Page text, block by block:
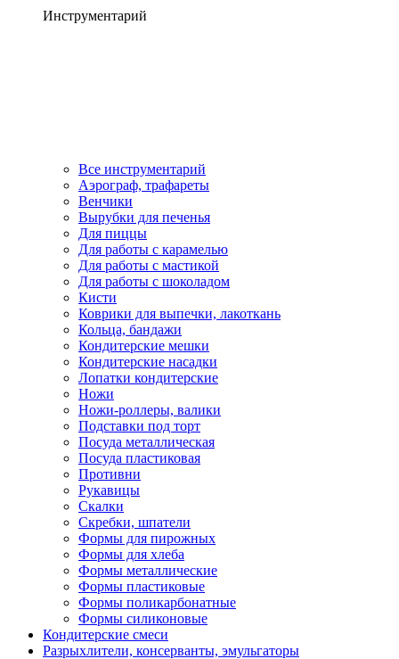
Инструментарий
Все инструментарий
Аэрограф, трафареты
Венчики
Вырубки для печенья
Для пиццы
Для работы с карамелью
Для работы с мастикой
Для работы с шоколадом
Кисти
Коврики для выпечки, лакоткань
Кольца, бандажи
Кондитерские мешки
Кондитерские насадки
Лопатки кондитерские
Ножи
Ножи-роллеры, валики
Подставки под торт
Посуда металлическая
Посуда пластиковая
Противни
Рукавицы
Скалки
Скребки, шпатели
Формы для пирожных
Формы для хлеба
Формы металлические
Формы пластиковые
Формы поликарбонатные
Формы силиконовые
Кондитерские смеси
Разрыхлители, консерванты, эмульгаторы